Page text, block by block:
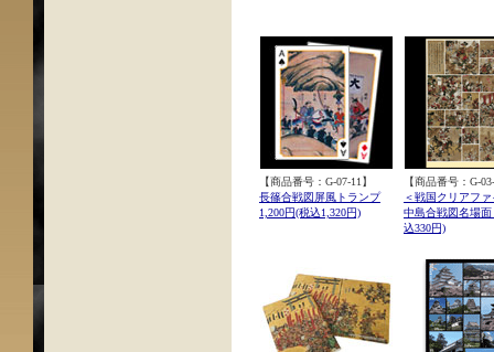
【商品番号：G-07-11】
長篠合戦図屏風トランプ
1,200円(税込1,320円)
【商品番号：G-
＜戦国クリアフ
中島合戦図名場面
込330円)